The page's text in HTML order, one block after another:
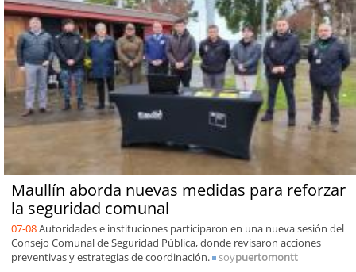
Maullín aborda nuevas medidas para reforzar
la seguridad comunal
07-08Autoridades e instituciones participaron en una nueva sesión del
Consejo Comunal de Seguridad Pública, donde revisaron acciones
preventivas y estrategias de coordinación.
soypuertomontt